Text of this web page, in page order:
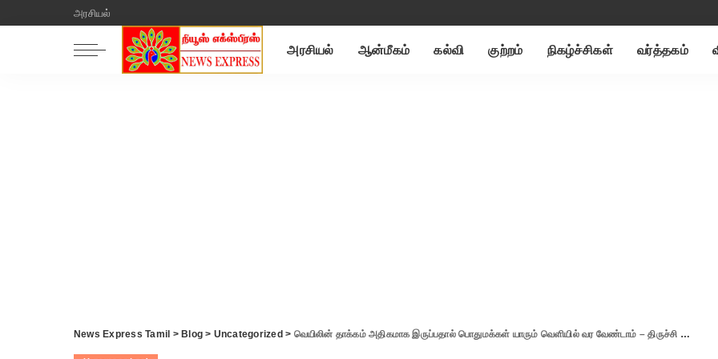
அரசியல்
அரசியல் ஆன்மீகம் கல்வி குற்றம் நிகழ்ச்சிகள் வர்த்தகம்
News Express Tamil > Blog > Uncategorized > வெயிலின் தாக்கம் அதிகமாக இருப்பதால் பொதுமக்கள் யாரும் வெளியில் வர வேண்டாம் – திருச்சி ஆட்சியர் பிரதீப் குமார் அறிவுறுத்தல்.!!